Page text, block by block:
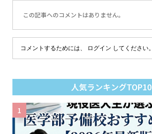
この記事へのコメントはありません。
コメントするためには、 ログイン してください。
人気ランキングTOP10
1